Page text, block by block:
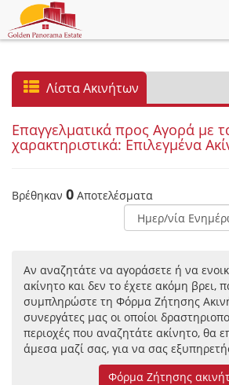
Λίστα Ακινήτων
Επαγγελματικά προς Αγορά με
χαρακτηριστικά: Επιλεγμένα
Βρέθηκαν 0 Αποτελέσματα
Αν αναζητάτε να αγοράσετε ή να
ακίνητο και δεν το έχετε ακόμη βρει,
συμπληρώστε τη Φόρμα Ζήτησης
συνεργάτες μας οι οποίοι
περιοχές που αναζητάτε ακίνητο, θα
άμεσα μαζί σας, για να σας
Φόρμα Ζήτησης